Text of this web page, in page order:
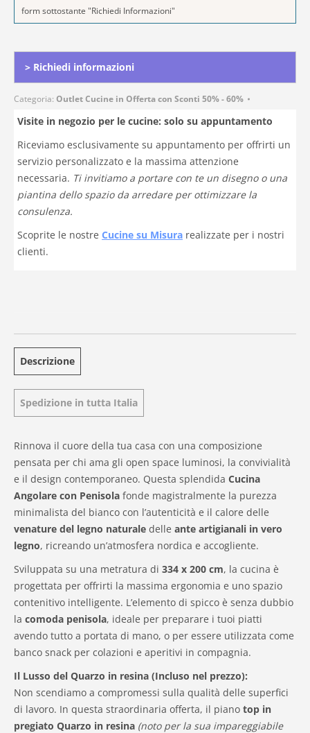
form sottostante "Richiedi Informazioni"
> Richiedi informazioni
Categoria: Outlet Cucine in Offerta con Sconti 50% - 60%
Visite in negozio per le cucine: solo su appuntamento
Riceviamo esclusivamente su appuntamento per offrirti un
servizio personalizzato e la massima attenzione
necessaria. Ti invitiamo a portare con te un disegno o una
piantina dello spazio da arredare per ottimizzare la
consulenza.
Scoprite le nostre Cucine su Misura realizzate per i nostri
clienti.
Descrizione
Spedizione in tutta Italia
Rinnova il cuore della tua casa con una composizione
pensata per chi ama gli open space luminosi, la convivialità
e il design contemporaneo. Questa splendida Cucina
Angolare con Penisola fonde magistralmente la purezza
minimalista del bianco con l’autenticità e il calore delle
venature del legno naturale delle ante artigianali in vero
legno, ricreando un’atmosfera nordica e accogliente.
Sviluppata su una metratura di 334 x 200 cm, la cucina è
progettata per offrirti la massima ergonomia e uno spazio
contenitivo intelligente. L’elemento di spicco è senza dubbio
la comoda penisola, ideale per preparare i tuoi piatti
avendo tutto a portata di mano, o per essere utilizzata come
banco snack per colazioni e aperitivi in compagnia.
Il Lusso del Quarzo in resina (Incluso nel prezzo):
Non scendiamo a compromessi sulla qualità delle superfici
di lavoro. In questa straordinaria offerta, il piano top in
pregiato Quarzo in resina (noto per la sua impareggiabile